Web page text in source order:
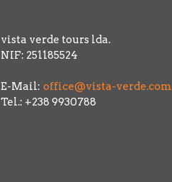
vista verde tours lda.
NIF: 251185524
E-Mail: office@vista-verde.com
Tel.: +238 9930788